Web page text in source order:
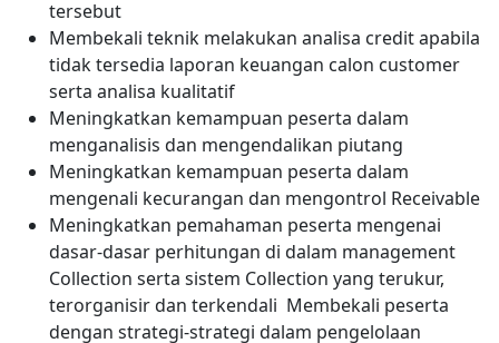
tersebut
Membekali teknik melakukan analisa credit apabila
tidak tersedia laporan keuangan calon customer
serta analisa kualitatif
Meningkatkan kemampuan peserta dalam
menganalisis dan mengendalikan piutang
Meningkatkan kemampuan peserta dalam
mengenali kecurangan dan mengontrol Receivable
Meningkatkan pemahaman peserta mengenai
dasar-dasar perhitungan di dalam management
Collection serta sistem Collection yang terukur,
terorganisir dan terkendali Membekali peserta
dengan strategi-strategi dalam pengelolaan